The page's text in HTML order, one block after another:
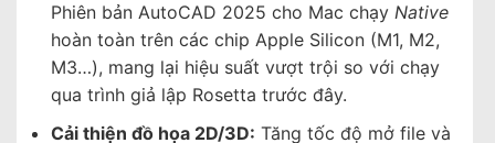
Phiên bản AutoCAD 2025 cho Mac chạy Native
hoàn toàn trên các chip Apple Silicon (M1, M2,
M3…), mang lại hiệu suất vượt trội so với chạy
qua trình giả lập Rosetta trước đây.
Cải thiện đồ họa 2D/3D: Tăng tốc độ mở file và